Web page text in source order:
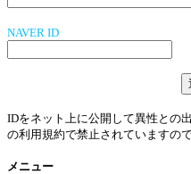
NAVER ID
IDをネット上に公開して異性との
の利用規約で禁止されていますの
メニュー